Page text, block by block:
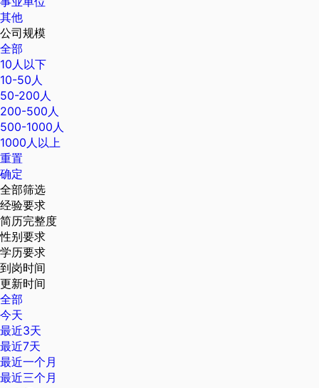
其他
公司规模
全部
10人以下
10-50人
50-200人
200-500人
500-1000人
1000人以上
重置
确定
全部筛选
经验要求
简历完整度
性别要求
学历要求
到岗时间
更新时间
全部
今天
最近3天
最近7天
最近一个月
最近三个月